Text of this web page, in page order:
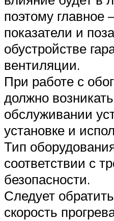
поэтому главное
показатели и
обустройстве
вентиляции.
При работе с
должно
обслуживании
установке и
Тип
соответствии с
безопасности.
Следует
скорость